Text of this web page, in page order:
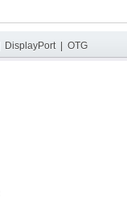
DisplayPort| OTG